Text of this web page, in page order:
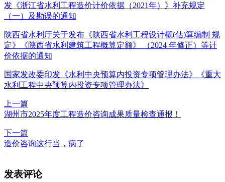
发《浙江省水利工程造价计价依据（2021年）》补充规定
（一）及勘误的通知
陕西省水利厅关于发布《陕西省水利工程设计概(估)算编制 规
定》《陕西省水利建筑工程概算定额》 （2024 年修正）等计
价依据的通知
国家发改委印发《水利中央预算内投资专项管理办法》《重大
水利工程中央预算内投资专项管理办法》
上一篇
湖州市2025年度工程造价咨询成果质量检查通报！
下一篇
造价咨询这行当，病了
发表评论